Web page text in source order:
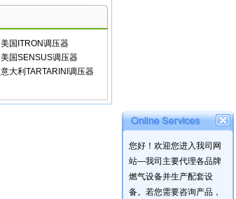
美国ITRON调压器
美国SENSUS调压器
意大利TARTARINI调压器
您好！欢迎您进入我司网
站—我司主要代理各品牌
燃气设备并生产配套设
备。若您需要咨询产品，